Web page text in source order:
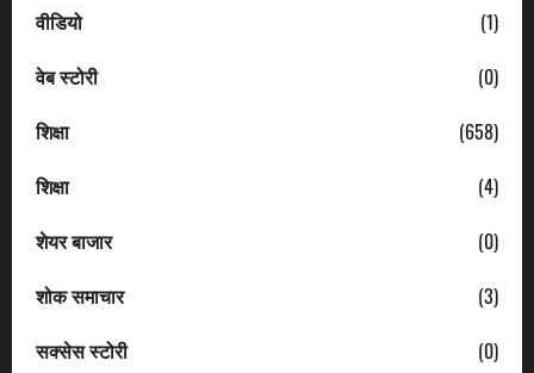
वीडियो
(1)
वेब स्टोरी
(0)
शिक्षा
(658)
शिक्षा
(4)
शेयर बाजार
(0)
शोक समाचार
(3)
सक्सेस स्टोरी
(0)